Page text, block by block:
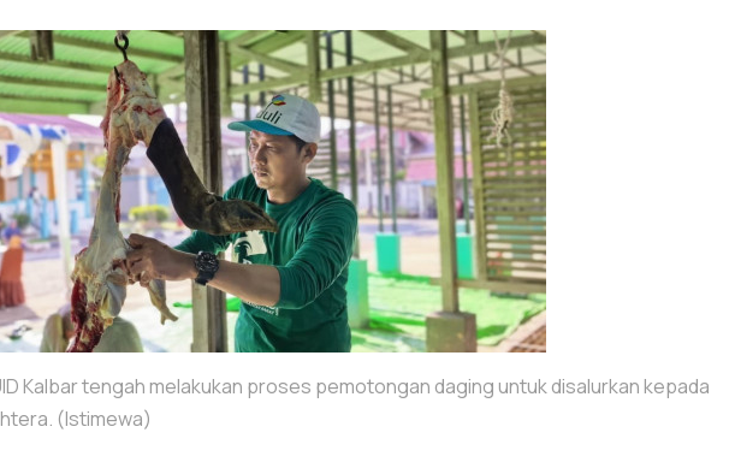
Kalbar tengah melakukan proses pemotongan daging untuk disalurkan kepada
(Istimewa)